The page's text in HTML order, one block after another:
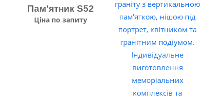
Пам’ятник S52
Ціна по запиту